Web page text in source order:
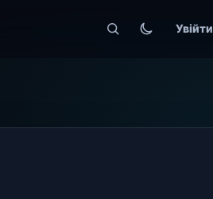
Увійти